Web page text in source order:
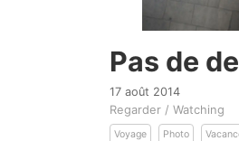
Pas de
17 août 2014
Regarder / Watching
Voyage Photo